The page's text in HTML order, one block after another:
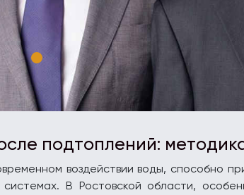
подтоплений:
воздействии воды, способно
В Ростовской области,